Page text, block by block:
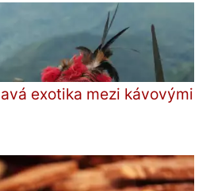
exotika mezi kávovými